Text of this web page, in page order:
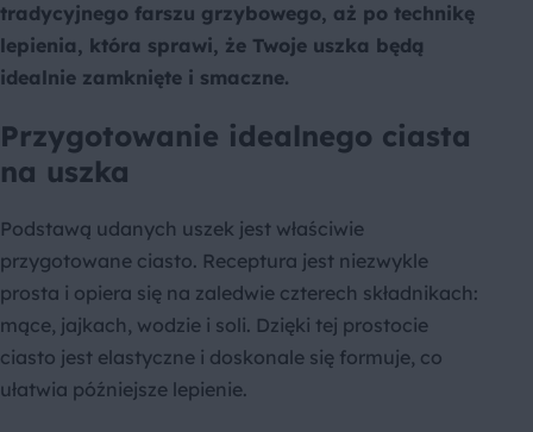
tradycyjnego farszu grzybowego, aż po technikę
lepienia, która sprawi, że Twoje uszka będą
idealnie zamknięte i smaczne.
Przygotowanie idealnego ciasta
na uszka
Podstawą udanych uszek jest właściwie
przygotowane ciasto. Receptura jest niezwykle
prosta i opiera się na zaledwie czterech składnikach:
mące, jajkach, wodzie i soli. Dzięki tej prostocie
ciasto jest elastyczne i doskonale się formuje, co
ułatwia późniejsze lepienie.